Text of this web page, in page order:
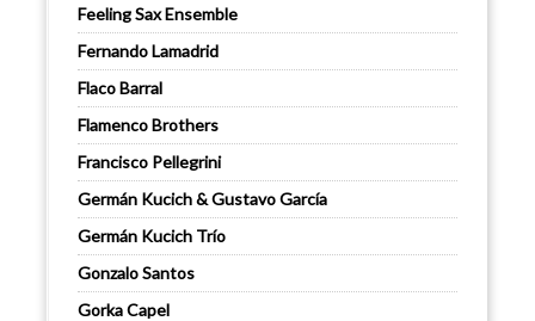
Feeling Sax Ensemble
Fernando Lamadrid
Flaco Barral
Flamenco Brothers
Francisco Pellegrini
Germán Kucich & Gustavo García
Germán Kucich Trío
Gonzalo Santos
Gorka Capel